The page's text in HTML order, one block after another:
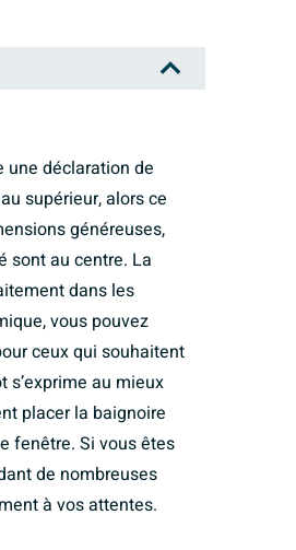
une déclaration de
supérieur, alors ce
généreuses,
sont au centre. La
dans les
vous pouvez
ceux qui souhaitent
au mieux
placer la baignoire
fenêtre. Si vous êtes
de nombreuses
à vos attentes.